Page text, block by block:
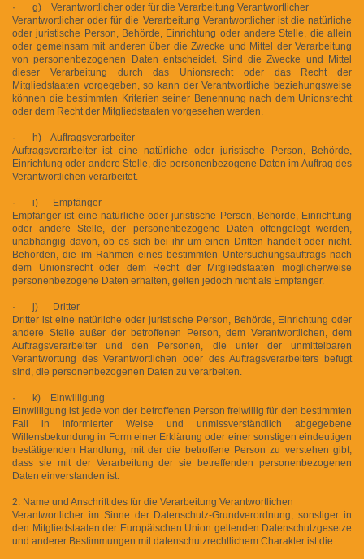
· g) Verantwortlicher oder für die Verarbeitung Verantwortlicher
Verantwortlicher oder für die Verarbeitung Verantwortlicher ist die natürliche
oder juristische Person, Behörde, Einrichtung oder andere Stelle, die allein
oder gemeinsam mit anderen über die Zwecke und Mittel der Verarbeitung
von personenbezogenen Daten entscheidet. Sind die Zwecke und Mittel
dieser Verarbeitung durch das Unionsrecht oder das Recht der
Mitgliedstaaten vorgegeben, so kann der Verantwortliche beziehungsweise
können die bestimmten Kriterien seiner Benennung nach dem Unionsrecht
oder dem Recht der Mitgliedstaaten vorgesehen werden.
· h) Auftragsverarbeiter
Auftragsverarbeiter ist eine natürliche oder juristische Person, Behörde,
Einrichtung oder andere Stelle, die personenbezogene Daten im Auftrag des
Verantwortlichen verarbeitet.
· i) Empfänger
Empfänger ist eine natürliche oder juristische Person, Behörde, Einrichtung
oder andere Stelle, der personenbezogene Daten offengelegt werden,
unabhängig davon, ob es sich bei ihr um einen Dritten handelt oder nicht.
Behörden, die im Rahmen eines bestimmten Untersuchungsauftrags nach
dem Unionsrecht oder dem Recht der Mitgliedstaaten möglicherweise
personenbezogene Daten erhalten, gelten jedoch nicht als Empfänger.
· j) Dritter
Dritter ist eine natürliche oder juristische Person, Behörde, Einrichtung oder
andere Stelle außer der betroffenen Person, dem Verantwortlichen, dem
Auftragsverarbeiter und den Personen, die unter der unmittelbaren
Verantwortung des Verantwortlichen oder des Auftragsverarbeiters befugt
sind, die personenbezogenen Daten zu verarbeiten.
· k) Einwilligung
Einwilligung ist jede von der betroffenen Person freiwillig für den bestimmten
Fall in informierter Weise und unmissverständlich abgegebene
Willensbekundung in Form einer Erklärung oder einer sonstigen eindeutigen
bestätigenden Handlung, mit der die betroffene Person zu verstehen gibt,
dass sie mit der Verarbeitung der sie betreffenden personenbezogenen
Daten einverstanden ist.
2. Name und Anschrift des für die Verarbeitung Verantwortlichen
Verantwortlicher im Sinne der Datenschutz-Grundverordnung, sonstiger in
den Mitgliedstaaten der Europäischen Union geltenden Datenschutzgesetze
und anderer Bestimmungen mit datenschutzrechtlichem Charakter ist die: